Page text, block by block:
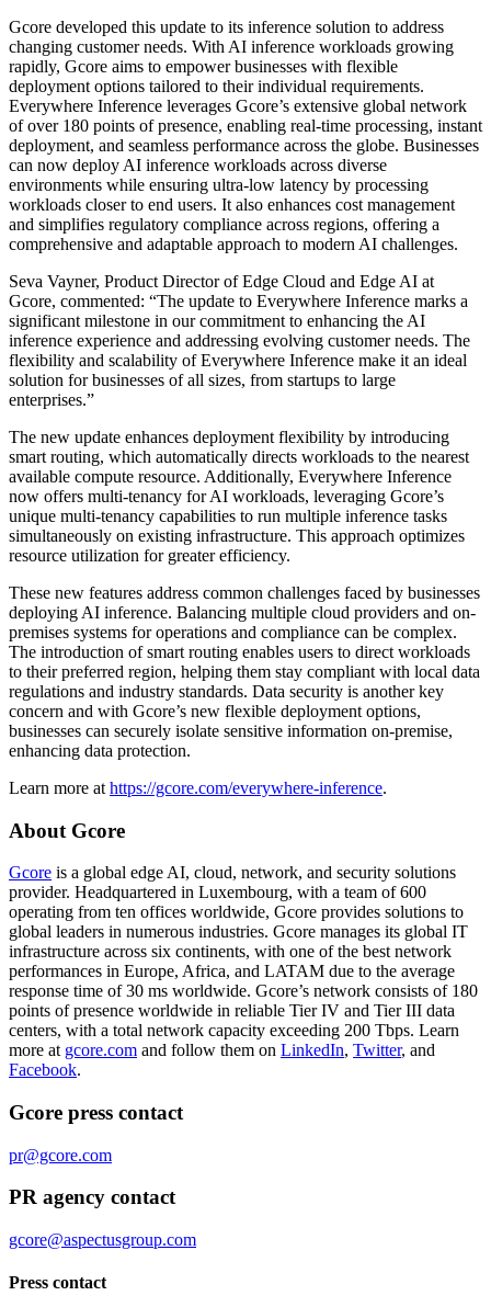
Gcore developed this update to its inference solution to address
changing customer needs. With AI inference workloads growing
rapidly, Gcore aims to empower businesses with flexible
deployment options tailored to their individual requirements.
Everywhere Inference leverages Gcore’s extensive global network
of over 180 points of presence, enabling real-time processing, instant
deployment, and seamless performance across the globe. Businesses
can now deploy AI inference workloads across diverse
environments while ensuring ultra-low latency by processing
workloads closer to end users. It also enhances cost management
and simplifies regulatory compliance across regions, offering a
comprehensive and adaptable approach to modern AI challenges.
Seva Vayner, Product Director of Edge Cloud and Edge AI at
Gcore, commented: “The update to Everywhere Inference marks a
significant milestone in our commitment to enhancing the AI
inference experience and addressing evolving customer needs. The
flexibility and scalability of Everywhere Inference make it an ideal
solution for businesses of all sizes, from startups to large
enterprises.”
The new update enhances deployment flexibility by introducing
smart routing, which automatically directs workloads to the nearest
available compute resource. Additionally, Everywhere Inference
now offers multi-tenancy for AI workloads, leveraging Gcore’s
unique multi-tenancy capabilities to run multiple inference tasks
simultaneously on existing infrastructure. This approach optimizes
resource utilization for greater efficiency.
These new features address common challenges faced by businesses
deploying AI inference. Balancing multiple cloud providers and on-
premises systems for operations and compliance can be complex.
The introduction of smart routing enables users to direct workloads
to their preferred region, helping them stay compliant with local data
regulations and industry standards. Data security is another key
concern and with Gcore’s new flexible deployment options,
businesses can securely isolate sensitive information on-premise,
enhancing data protection.
Learn more at https://gcore.com/everywhere-inference.
About Gcore
Gcore is a global edge AI, cloud, network, and security solutions
provider. Headquartered in Luxembourg, with a team of 600
operating from ten offices worldwide, Gcore provides solutions to
global leaders in numerous industries. Gcore manages its global IT
infrastructure across six continents, with one of the best network
performances in Europe, Africa, and LATAM due to the average
response time of 30 ms worldwide. Gcore’s network consists of 180
points of presence worldwide in reliable Tier IV and Tier III data
centers, with a total network capacity exceeding 200 Tbps. Learn
more at gcore.com and follow them on LinkedIn, Twitter, and
Facebook.
Gcore press contact
pr@gcore.com
PR agency contact
gcore@aspectusgroup.com
Press contact